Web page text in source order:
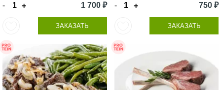
- + 1 700 ₽
ЗАКАЗАТЬ
- + 750 ₽
ЗАКАЗАТЬ